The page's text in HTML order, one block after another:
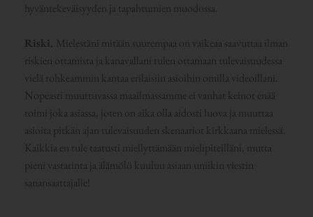
hyväntekeväisyyden ja tapahtumien muodossa.
Riski. Mielestäni mitään suurempaa on vaikeaa saavuttaa ilman
riskien ottamista ja kanavallani tulen ottamaan tulevaisuudessa
vielä rohkeammin kantaa erilaisiin asioihin omilla videoillani.
Nopeasti muuttuvassa maailmassamme ei vanhat keinot enää
toimi joka asiassa, joten on aika olla aidosti luova ja muuttaa
asioita pitkän ajan tulevaisuuden skenaariot kirkkaana mielessä.
Kaikkia en tule taatusti miellyttämään mielipiteilläni, mutta
pieni vastarinta ja älämölö kuuluu asiaan uniikin viestin
sanansaattajalle!